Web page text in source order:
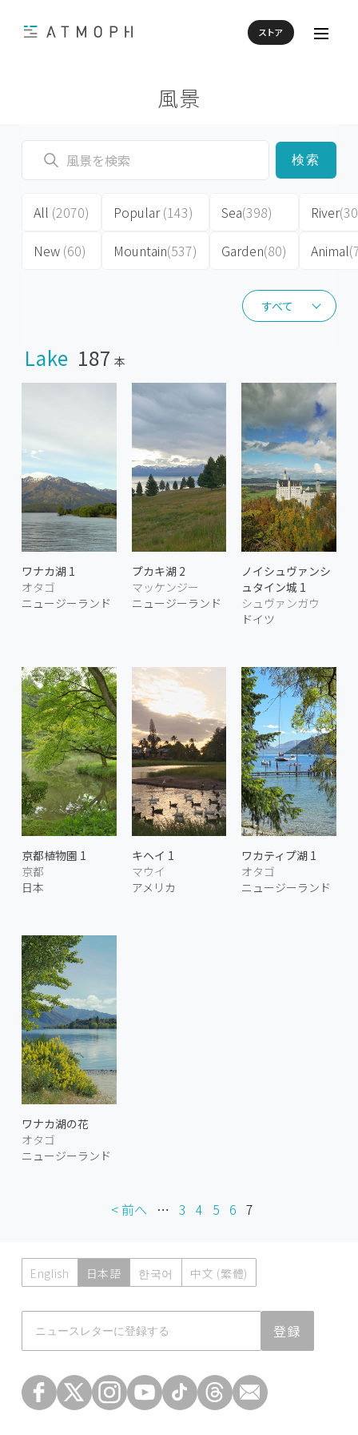
ストア
風景
すべて
すべて
検索
All (2070)
New (60)
Popular(143)
Mountain(537)
Sea(398)
Garden(80)
River
Animal
Lake 187 本
ワナカ湖 1
オタゴ
ニュージーランド
プカキ湖 2
マッケンジー
ニュージーランド
ノイシュヴァンシ
ュタイン城 1
シュヴァンガウ
ドイツ
京都植物園 1
京都
日本
キヘイ 1
マウイ
アメリカ
ワカティプ湖 1
オタゴ
ニュージーランド
ワナカ湖の花
オタゴ
ニュージーランド
< 前へ … 3 4 5 6 7
English 日本語 한국어 中文 (繁體)
Atmoph News
登録